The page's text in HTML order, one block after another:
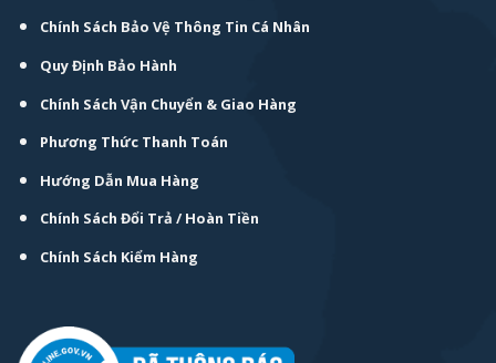
Chính Sách Bảo Vệ Thông Tin Cá Nhân
Quy Định Bảo Hành
Chính Sách Vận Chuyển & Giao Hàng
Phương Thức Thanh Toán
Hướng Dẫn Mua Hàng
Chính Sách Đổi Trả / Hoàn Tiền
Chính Sách Kiểm Hàng